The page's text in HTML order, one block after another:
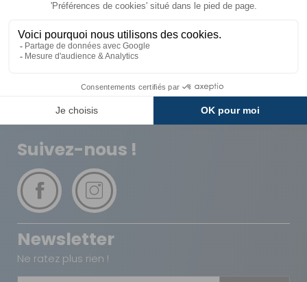
Livraison
Expédié sous 72h
Paiements
Avantages Paiement
Plusieurs fois
Suivez-nous !
Newsletter
Ne ratez plus rien !